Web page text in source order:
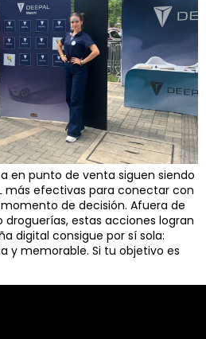
en punto de venta siguen siendo
más efectivas para conectar con
de decisión. Afuera de
estas acciones logran
digital consigue por sí sola:
y memorable. Si tu objetivo es